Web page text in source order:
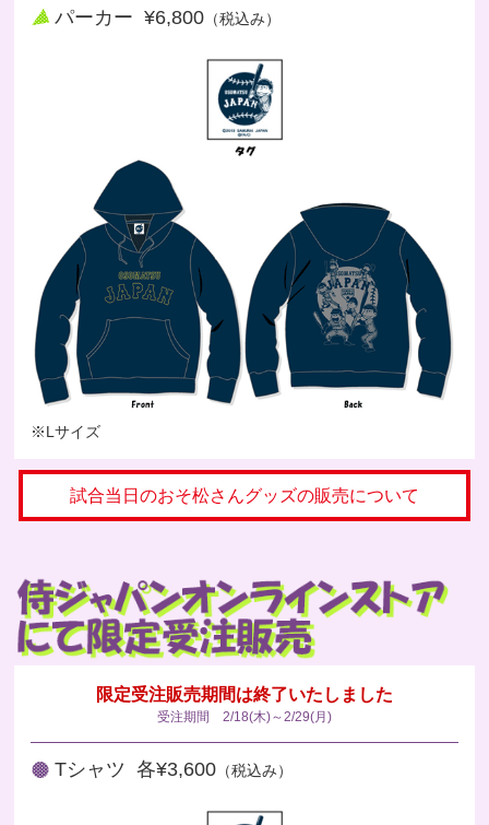
パーカー ¥6,800 （税込み）
※Lサイズ
試合当日のおそ松さんグッズの販売について
限定受注販売期間は終了いたしました
受注期間 2/18(木)～2/29(月)
Tシャツ 各¥3,600 （税込み）